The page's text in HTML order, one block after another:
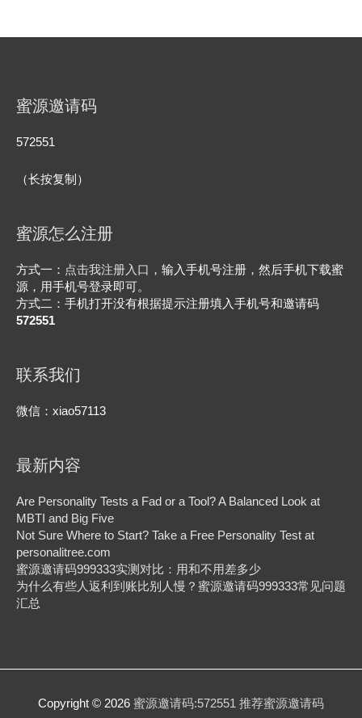
蜜源邀请码
572551
（长按复制）
蜜源怎么注册
方式一： 点击我注册入口 ，输入手机号注册，然后手机下载蜜
源，用手机号登录即可。
方式二：手机打开没有根据提示注册填入手机号和邀请码
572551
联系我们
微信：xiao57113
最新内容
Are Personality Tests a Fad or a Tool? A Balanced Look at
MBTI and Big Five
Not Sure Where to Start? Take a Free Personality Test at
personalitree.com
蜜源邀请码999333实测对比：用和不用差多少
为什么有些人返利到账比别人慢？蜜源邀请码999333常见问题
汇总
Copyright © 2026 蜜源邀请码:572551 推荐蜜源邀请码